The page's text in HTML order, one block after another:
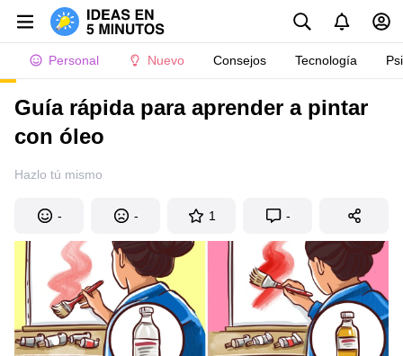
Personal Nuevo Consejos Tecnología
Guía rápida para aprender a pintar
con óleo
Hazlo tú mismo
- - 1 -